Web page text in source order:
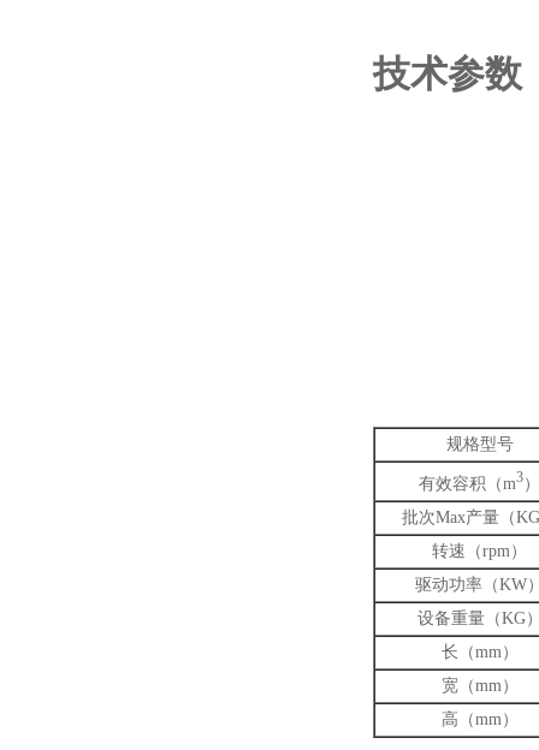
技术参数
规格型号
有效容积（m3）
批次Max产量（
转速（rpm）
驱动功率（KW
设备重量（KG
长（mm）
宽（mm）
高（mm）